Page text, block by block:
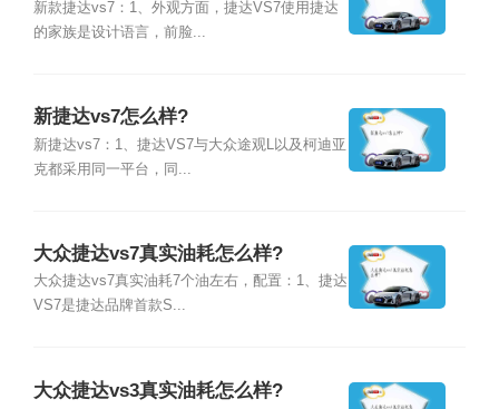
新款捷达vs7：1、外观方面，捷达VS7使用捷达
的家族是设计语言，前脸...
新捷达vs7怎么样?
新捷达vs7：1、捷达VS7与大众途观L以及柯迪亚
克都采用同一平台，同...
大众捷达vs7真实油耗怎么样?
大众捷达vs7真实油耗7个油左右，配置：1、捷达
VS7是捷达品牌首款S...
大众捷达vs3真实油耗怎么样?